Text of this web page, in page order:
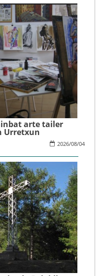
arte tailer
Urretxun
2026/08/04